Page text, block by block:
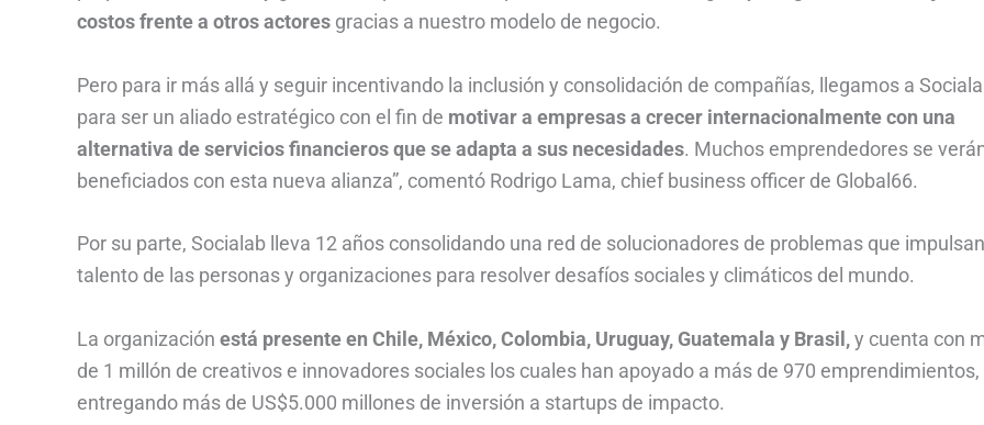
costos frente a otros actores gracias a nuestro modelo de negocio.
Pero para ir más allá y seguir incentivando la inclusión y consolidación de compañías, llegamos a
para ser un aliado estratégico con el fin de motivar a empresas a crecer internacionalmente con una
alternativa de servicios financieros que se adapta a sus necesidades. Muchos emprendedores se
beneficiados con esta nueva alianza”, comentó Rodrigo Lama, chief business officer de Global66.
Por su parte, Socialab lleva 12 años consolidando una red de solucionadores de problemas que
talento de las personas y organizaciones para resolver desafíos sociales y climáticos del mundo.
La organización está presente en Chile, México, Colombia, Uruguay, Guatemala y Brasil,y cuenta con
de 1 millón de creativos e innovadores sociales los cuales han apoyado a más de 970 emprendimientos,
entregando más de US$5.000 millones de inversión a startups de impacto.